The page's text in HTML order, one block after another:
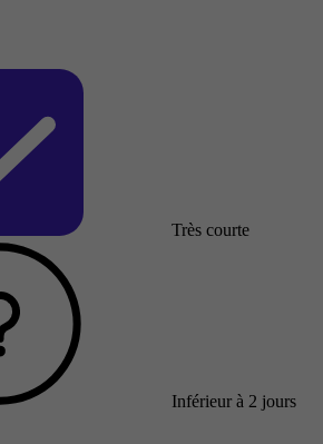
Très courte
Inférieur à 2 jours